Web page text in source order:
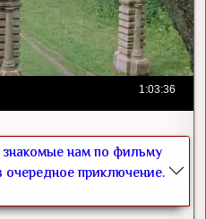
знакомые нам по фильму
очередное приключение.